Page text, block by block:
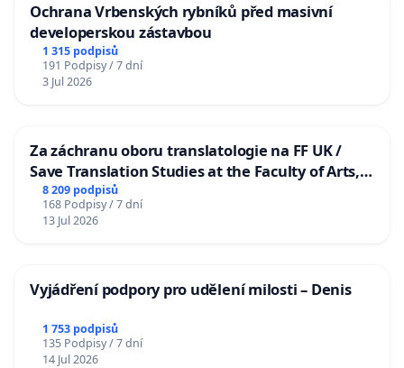
Ochrana Vrbenských rybníků před masivní
developerskou zástavbou
1 315 podpisů
191 Podpisy / 7 dní
3 Jul 2026
Za záchranu oboru translatologie na FF UK /
Save Translation Studies at the Faculty of Arts,
Charles University
8 209 podpisů
168 Podpisy / 7 dní
13 Jul 2026
Vyjádření podpory pro udělení milosti – Denis
1 753 podpisů
135 Podpisy / 7 dní
14 Jul 2026